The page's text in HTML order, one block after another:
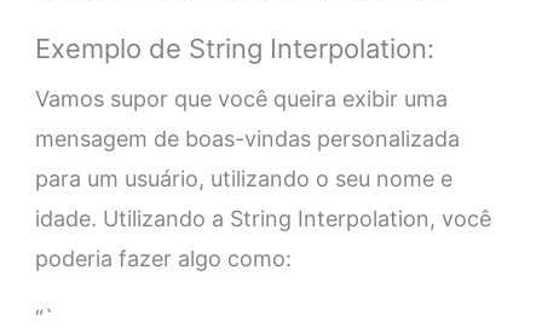
Exemplo de String Interpolation:
Vamos supor que você queira exibir uma
mensagem de boas-vindas personalizada
para um usuário, utilizando o seu nome e
idade. Utilizando a String Interpolation, você
poderia fazer algo como:
“`